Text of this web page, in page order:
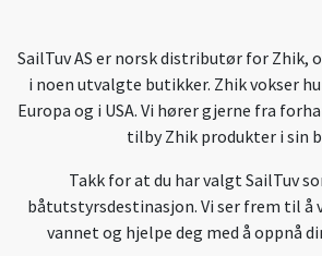
SailTuv AS er norsk distributør for Zhik,
i noen utvalgte butikker. Zhik vokser
Europa og i USA. Vi hører gjerne fra
tilby Zhik produkter i sin
Takk for at du har valgt SailTuv
båtutstyrsdestinasjon. Vi ser frem til å
vannet og hjelpe deg med å oppnå